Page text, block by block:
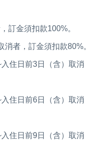
訂金須扣款100%。
者，訂金須扣款80%。
住日前3日（含）取消
住日前6日（含）取消
住日前9日（含）取消